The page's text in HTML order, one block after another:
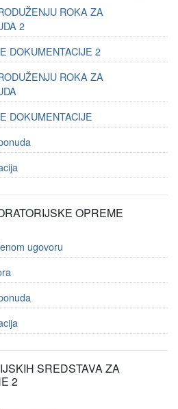
ROKA ZA
2
DOKUMENTACIJE 2
ROKA ZA
DOKUMENTACIJE
OPREME
ugovoru
SREDSTAVA ZA
2